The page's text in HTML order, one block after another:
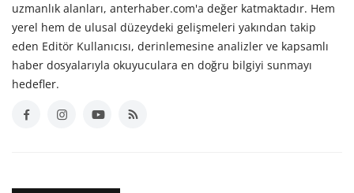
uzmanlık alanları, anterhaber.com'a değer katmaktadır. Hem
yerel hem de ulusal düzeydeki gelişmeleri yakından takip
eden Editör Kullanıcısı, derinlemesine analizler ve kapsamlı
haber dosyalarıyla okuyuculara en doğru bilgiyi sunmayı
hedefler.